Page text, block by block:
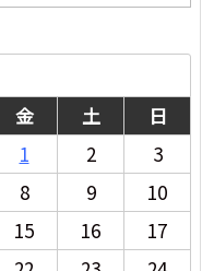
金 土
日
1
2
3
8 9
10
15 16
17